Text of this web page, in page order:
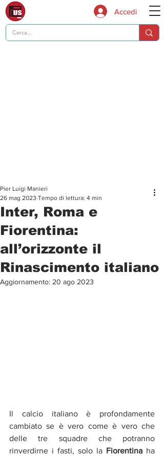
Accedi
Inter, Roma e
Fiorentina:
all’orizzonte il
Rinascimento italiano
Pier Luigi Manieri
26 mag 2023 Tempo di lettura: 4 min
Aggiornamento: 20 ago 2023
Il calcio italiano è profondamente
cambiato se è vero come è vero che
delle tre squadre che potranno
rinverdirne i fasti, solo la Fiorentina ha